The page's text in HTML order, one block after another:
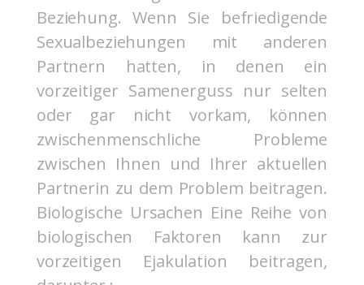
Beziehung. Wenn Sie befriedigende
Sexualbeziehungen mit anderen
Partnern hatten, in denen ein
vorzeitiger Samenerguss nur selten
oder gar nicht vorkam, können
zwischenmenschliche Probleme
zwischen Ihnen und Ihrer aktuellen
Partnerin zu dem Problem beitragen.
Biologische Ursachen Eine Reihe von
biologischen Faktoren kann zur
vorzeitigen Ejakulation beitragen,